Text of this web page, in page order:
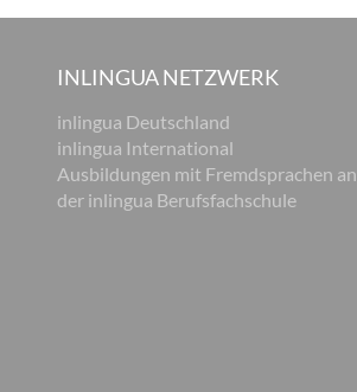
INLINGUA NETZWERK
inlingua Deutschland
inlingua International
Ausbildungen mit Fremdsprachen an
der inlingua Berufsfachschule